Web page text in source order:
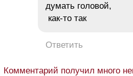
думать головой,
как-то так
Ответить
Комментарий получил много